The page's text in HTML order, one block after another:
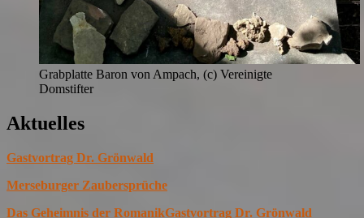
Grabplatte Baron von Ampach, (c) Vereinigte
Domstifter
Aktuelles
Gastvortrag Dr. Grönwald
Merseburger Zaubersprüche
Das Geheimnis der RomanikGastvortrag Dr. Grönwald